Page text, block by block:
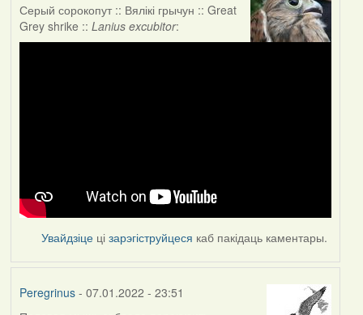
Серый сорокопут :: Вялікі грычун :: Great
Grey shrike :: Lanius excubitor:
Увайдзіце цізарэгіструйцеся каб пакідаць каментары.
Peregrinus- 07.01.2022 - 23:51